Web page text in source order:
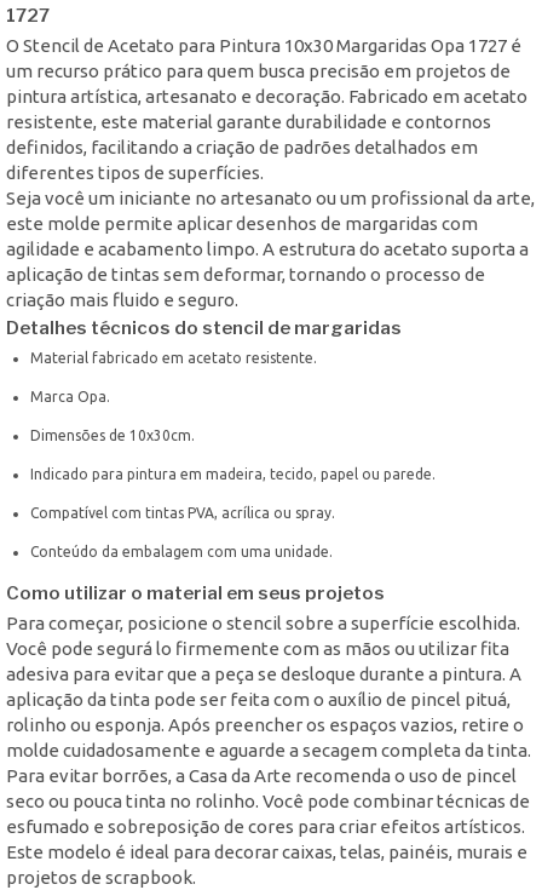
1727
O Stencil de Acetato para Pintura 10x30 Margaridas Opa 1727 é
um recurso prático para quem busca precisão em projetos de
pintura artística, artesanato e decoração. Fabricado em acetato
resistente, este material garante durabilidade e contornos
definidos, facilitando a criação de padrões detalhados em
diferentes tipos de superfícies.
Seja você um iniciante no artesanato ou um profissional da arte,
este molde permite aplicar desenhos de margaridas com
agilidade e acabamento limpo. A estrutura do acetato suporta a
aplicação de tintas sem deformar, tornando o processo de
criação mais fluido e seguro.
Detalhes técnicos do stencil de margaridas
Material fabricado em acetato resistente.
Marca Opa.
Dimensões de 10x30cm.
Indicado para pintura em madeira, tecido, papel ou parede.
Compatível com tintas PVA, acrílica ou spray.
Conteúdo da embalagem com uma unidade.
Como utilizar o material em seus projetos
Para começar, posicione o stencil sobre a superfície escolhida.
Você pode segurá lo firmemente com as mãos ou utilizar fita
adesiva para evitar que a peça se desloque durante a pintura. A
aplicação da tinta pode ser feita com o auxílio de pincel pituá,
rolinho ou esponja. Após preencher os espaços vazios, retire o
molde cuidadosamente e aguarde a secagem completa da tinta.
Para evitar borrões, a Casa da Arte recomenda o uso de pincel
seco ou pouca tinta no rolinho. Você pode combinar técnicas de
esfumado e sobreposição de cores para criar efeitos artísticos.
Este modelo é ideal para decorar caixas, telas, painéis, murais e
projetos de scrapbook.